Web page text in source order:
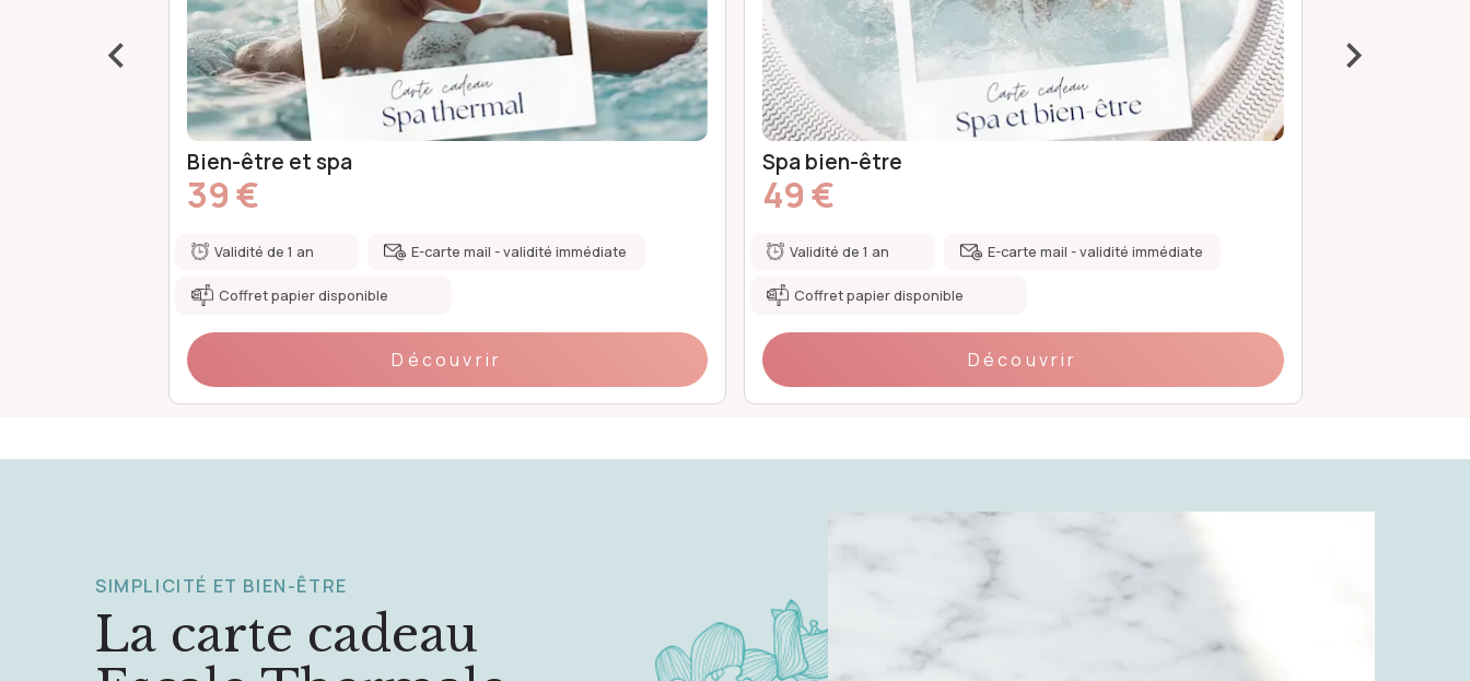
Spa bien-être
49 €
Validité de 1 an E-carte mail - validité immédiate
Coffret papier disponible
Découvrir
Spa en duo
79 €
Validité de 1 an E-carte mail - validité immédiate
Coffret papier disponible
Découvrir
‹ ›
SIMPLICITÉ ET BIEN-ÊTRE
La carte cadeau